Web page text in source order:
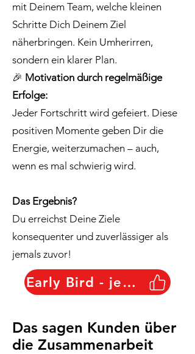
mit Deinem Team, welche kleinen
Schritte Dich Deinem Ziel
näherbringen. Kein Umherirren,
sondern ein klarer Plan.
🎉 Motivation durch regelmäßige
Erfolge:
Jeder Fortschritt wird gefeiert. Diese
positiven Momente geben Dir die
Energie, weiterzumachen – auch,
wenn es mal schwierig wird.
Das Ergebnis?
Du erreichst Deine Ziele
konsequenter und zuverlässiger als
jemals zuvor!
Early Bird - jetzt sichern
Das sagen Kunden über
die Zusammenarbeit